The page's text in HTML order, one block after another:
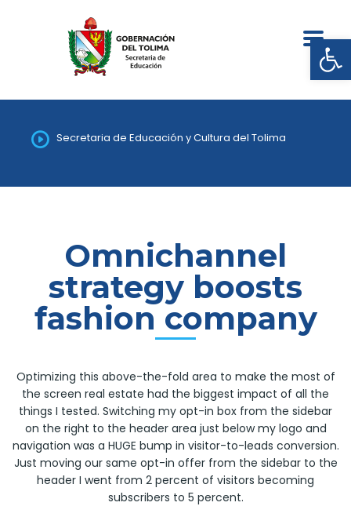
Secretaria de Educación y Cultura del Tolima
Omnichannel
strategy boosts
fashion company
Optimizing this above-the-fold area to make the most of
the screen real estate had the biggest impact of all the
things I tested. Switching my opt-in box from the sidebar
on the right to the header area just below my logo and
navigation was a HUGE bump in visitor-to-leads conversion.
Just moving our same opt-in offer from the sidebar to the
header I went from 2 percent of visitors becoming
subscribers to 5 percent.